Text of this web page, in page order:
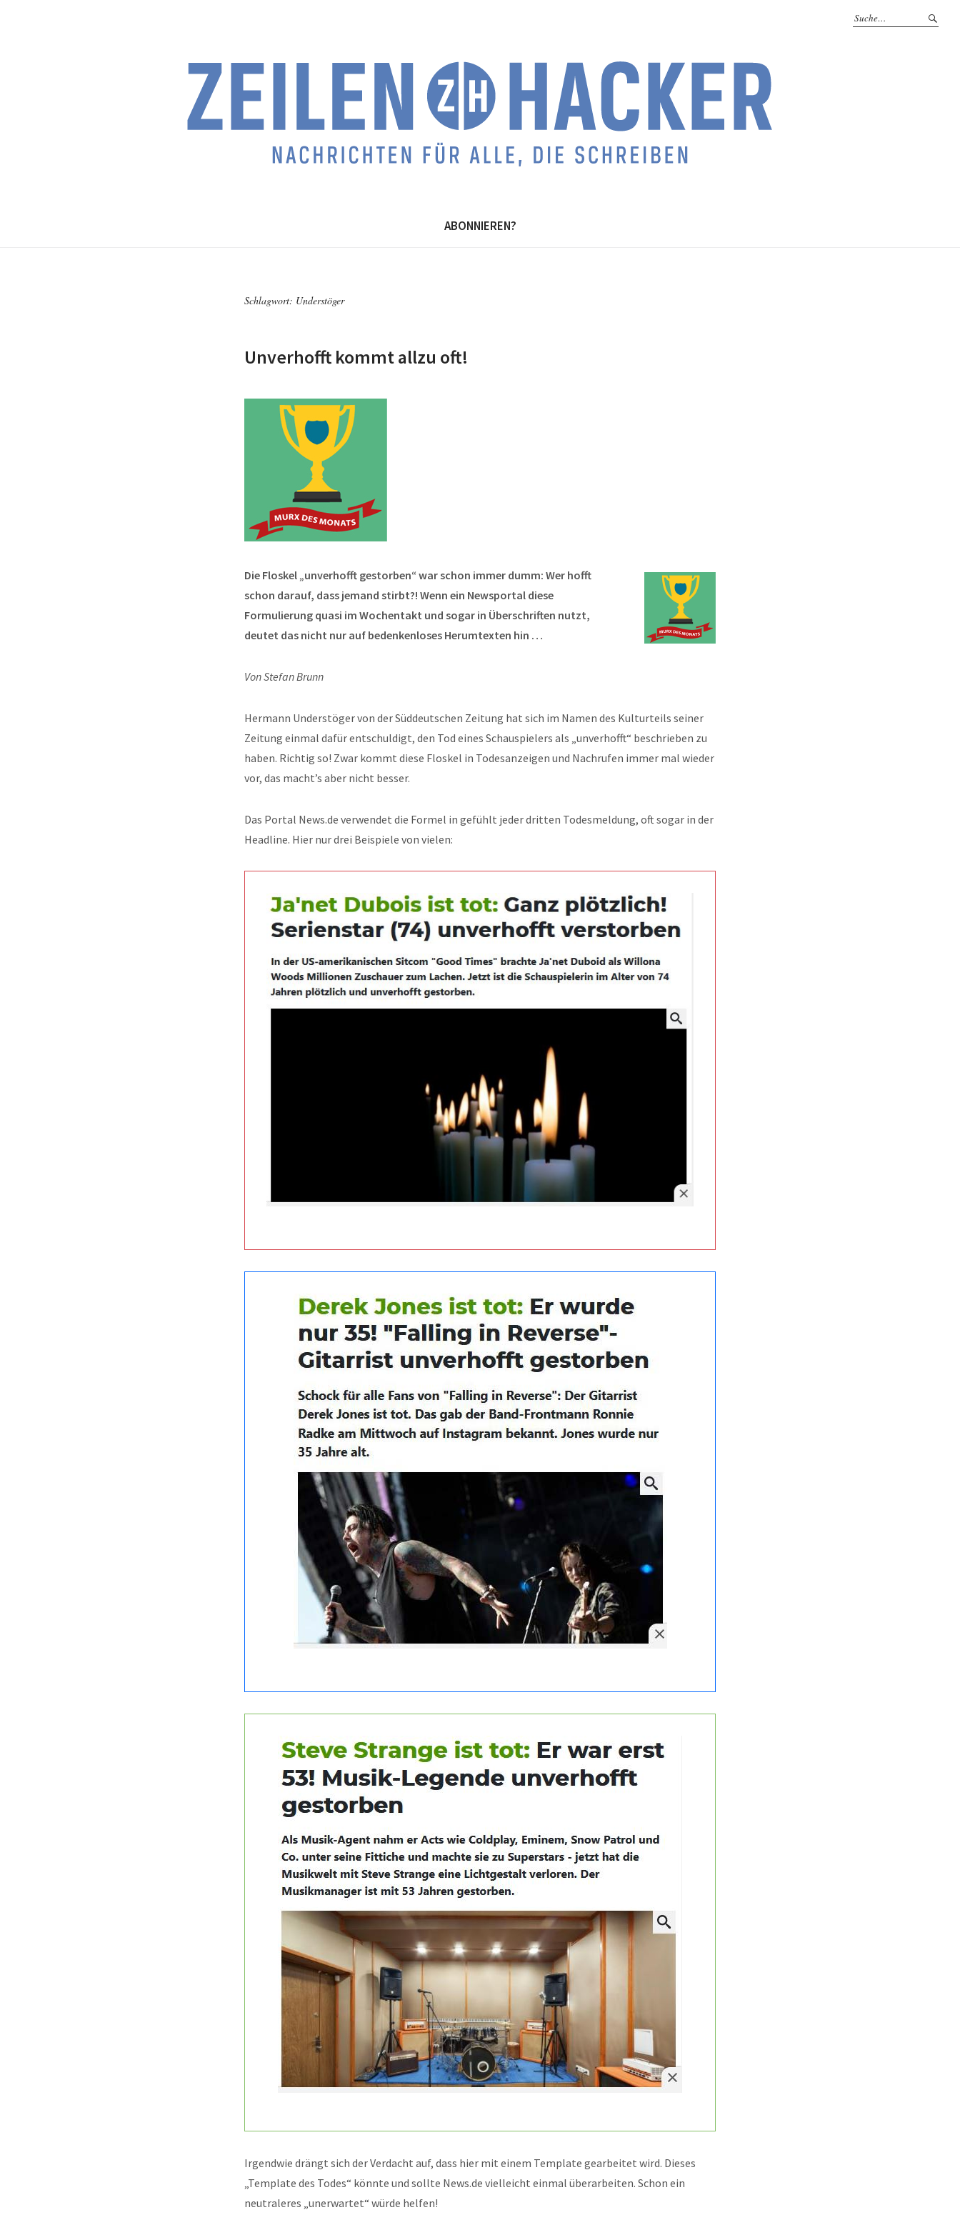
ABONNIEREN?
Schlagwort: Understöger
Unverhofft kommt allzu oft!
Die Floskel „unverhofft gestorben“ war schon immer dumm: Wer hofft
schon darauf, dass jemand stirbt?! Wenn ein Newsportal diese
Formulierung quasi im Wochentakt und sogar in Überschriften nutzt,
deutet das nicht nur auf bedenkenloses Herumtexten hin …
Von Stefan Brunn
Hermann Understöger von der Süddeutschen Zeitung hat sich im Namen des Kulturteils seiner
Zeitung einmal dafür entschuldigt, den Tod eines Schauspielers als „unverhofft“ beschrieben zu
haben. Richtig so! Zwar kommt diese Floskel in Todesanzeigen und Nachrufen immer mal wieder
vor, das macht’s aber nicht besser.
Das Portal News.de verwendet die Formel in gefühlt jeder dritten Todesmeldung, oft sogar in der
Headline. Hier nur drei Beispiele von vielen:
Irgendwie drängt sich der Verdacht auf, dass hier mit einem Template gearbeitet wird. Dieses
„Template des Todes“ könnte und sollte News.de vielleicht einmal überarbeiten. Schon ein
neutraleres „unerwartet“ würde helfen!